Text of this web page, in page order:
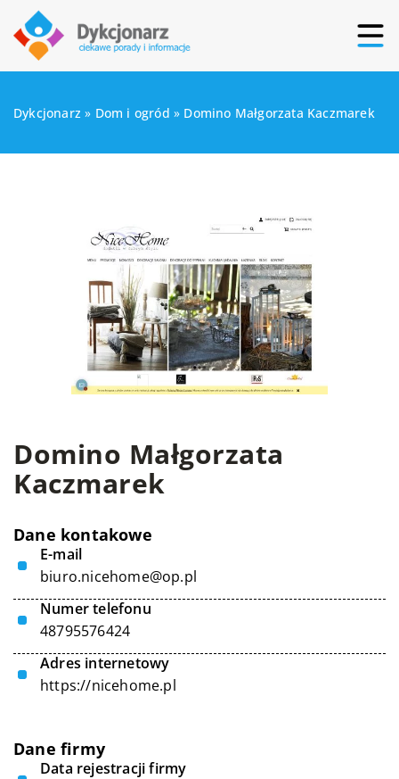
Dykcjonarz » Dom i ogród » Domino Małgorzata Kaczmarek
Domino Małgorzata
Kaczmarek
Dane kontakowe
E-mail
biuro.nicehome@op.pl
Numer telefonu
48795576424
Adres internetowy
https://nicehome.pl
Dane firmy
Data rejestracji firmy